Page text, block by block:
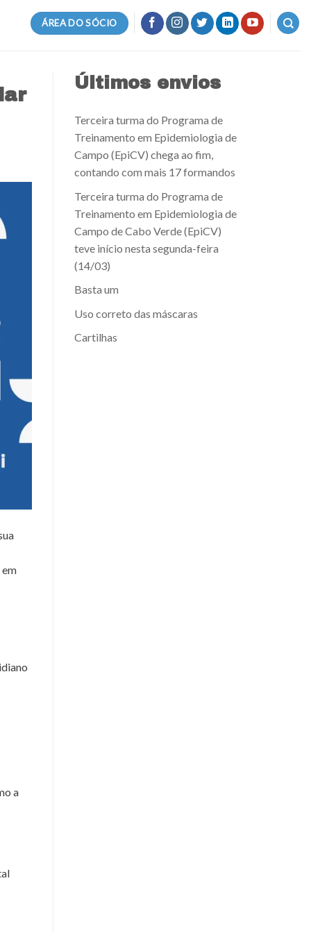
ÁREA DO SÓCIO
a
Últimos envios
Terceira turma do Programa de
Treinamento em Epidemiologia de
Campo (EpiCV) chega ao fim,
contando com mais 17 formandos
Terceira turma do Programa de
Treinamento em Epidemiologia de
Campo de Cabo Verde (EpiCV)
teve início nesta segunda-feira
(14/03)
Basta um
Uso correto das máscaras
Cartilhas